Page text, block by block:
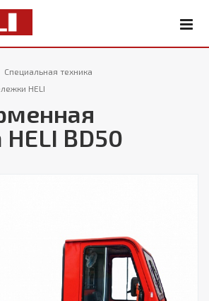
Специальная техника
HELI
BD50